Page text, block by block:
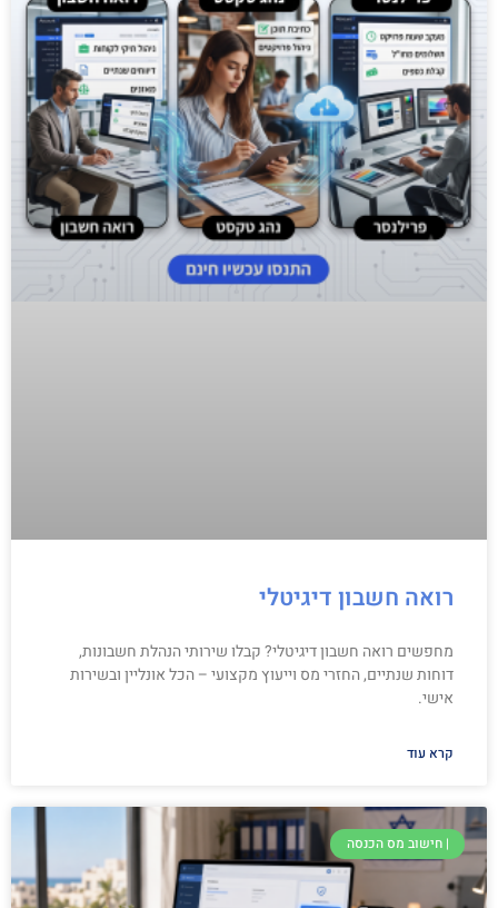
רואה חשבון דיגיטלי
מחפשים רואה חשבון דיגיטלי? קבלו שירותי הנהלת חשבונות,
דוחות שנתיים, החזרי מס וייעוץ מקצועי – הכל אונליין ובשירות
אישי.
קרא עוד
| חישוב מס הכנסה